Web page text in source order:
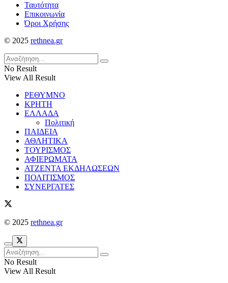
Ταυτότητα
Επικοινωνία
Όροι Χρήσης
© 2025 rethnea.gr
No Result
View All Result
ΡΕΘΥΜΝΟ
ΚΡΗΤΗ
ΕΛΛΑΔΑ
Πολιτική
ΠΑΙΔΕΙΑ
ΑΘΛΗΤΙΚΑ
ΤΟΥΡΙΣΜΟΣ
ΑΦΙΕΡΩΜΑΤΑ
ΑΤΖΕΝΤΑ ΕΚΔΗΛΩΣΕΩΝ
ΠΟΛΙΤΙΣΜΟΣ
ΣΥΝΕΡΓΑΤΕΣ
© 2025 rethnea.gr
No Result
View All Result